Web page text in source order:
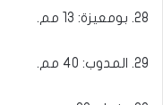
28. بومعيزة: 13 مم.
29. المدوب: 40 مم.